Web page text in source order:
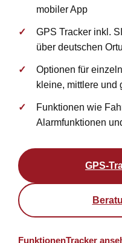
mobiler App
GPS Tracker inkl.
über deutschen
Optionen für
kleine, mittlere und
Funktionen wie
Alarmfunktionen
GPS-
FunktionenTracker